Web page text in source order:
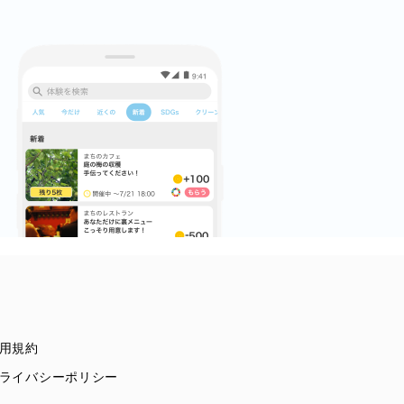
規約
イバシーポリシー